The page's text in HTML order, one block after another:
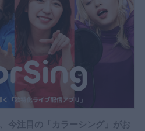
今注目の「カラーシング」がお